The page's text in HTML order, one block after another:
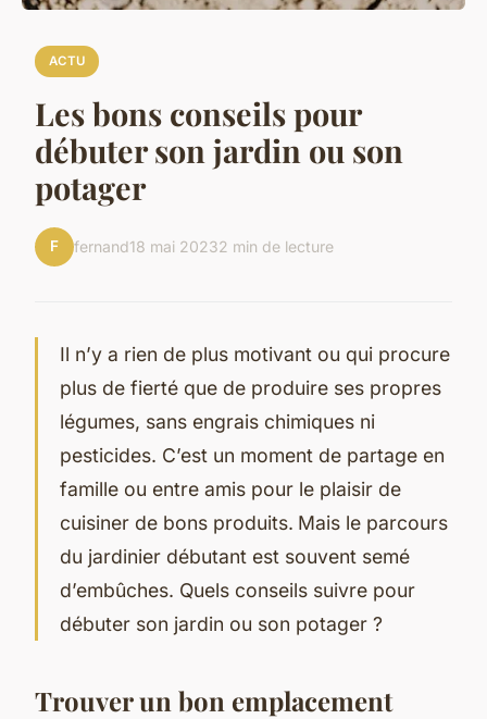
ACTU
Les bons conseils pour
débuter son jardin ou son
potager
F fernand18 mai 20232 min de lecture
Il n’y a rien de plus motivant ou qui procure
plus de fierté que de produire ses propres
légumes, sans engrais chimiques ni
pesticides. C’est un moment de partage en
famille ou entre amis pour le plaisir de
cuisiner de bons produits. Mais le parcours
du jardinier débutant est souvent semé
d’embûches. Quels conseils suivre pour
débuter son jardin ou son potager ?
Trouver un bon emplacement